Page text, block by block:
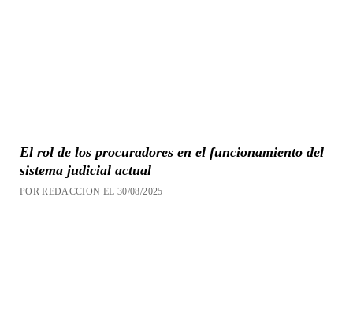
El rol de los procuradores en el funcionamiento del
sistema judicial actual
POR REDACCION EL 30/08/2025